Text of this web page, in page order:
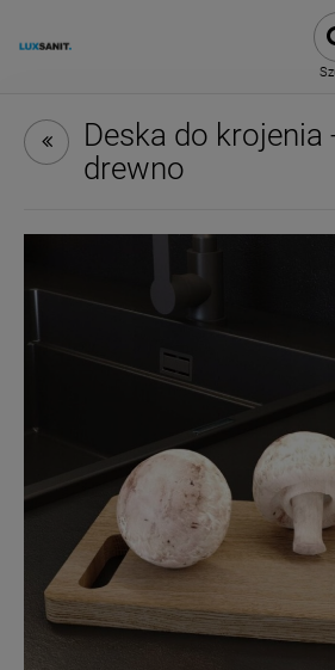
Deska do krojenia
drewno